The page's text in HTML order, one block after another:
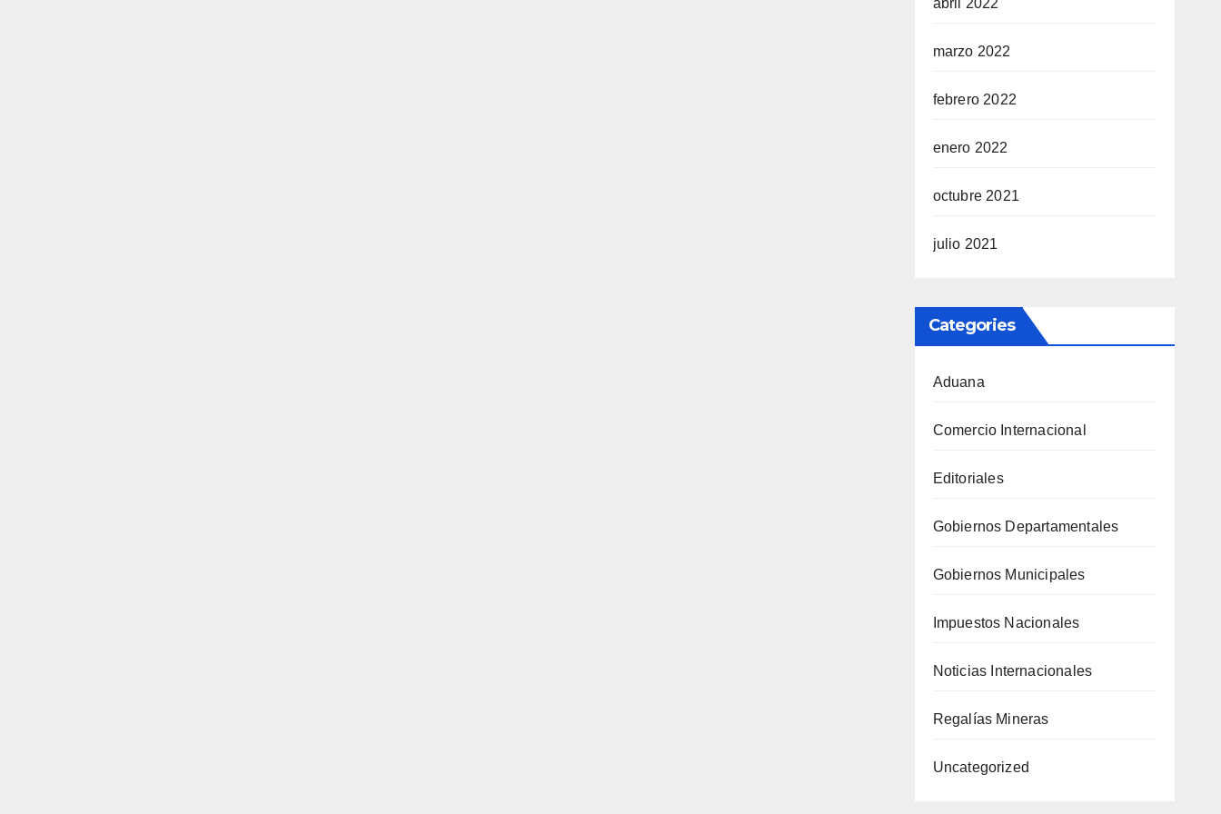
abril 2022
marzo 2022
febrero 2022
enero 2022
octubre 2021
julio 2021
Categories
Aduana
Comercio Internacional
Editoriales
Gobiernos Departamentales
Gobiernos Municipales
Impuestos Nacionales
Noticias Internacionales
Regalías Mineras
Uncategorized